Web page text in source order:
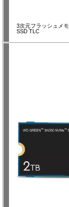
3次元フラッシュメ
SSD TLC